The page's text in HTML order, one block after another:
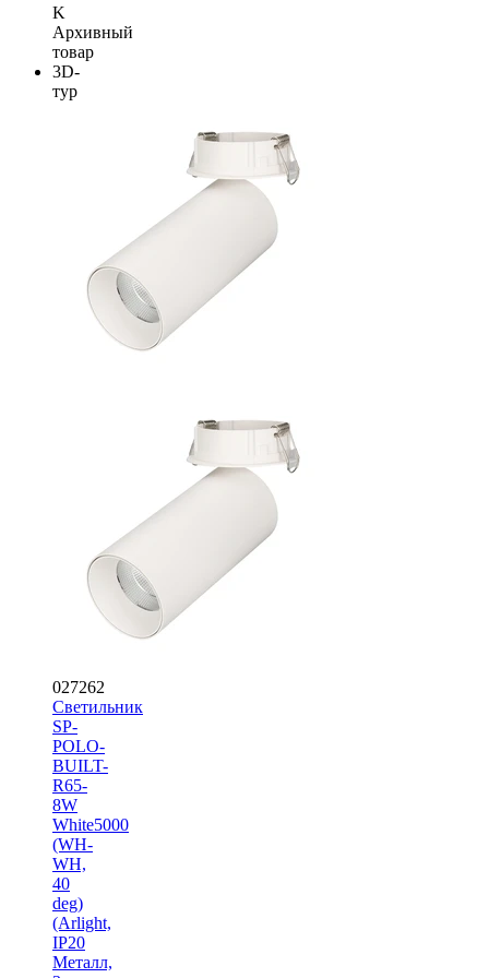
K
Архивный
товар
3D-
тур
027262
Светильник
SP-
POLO-
BUILT-
R65-
8W
White5000
(WH-
WH,
40
deg)
(Arlight,
IP20
Металл,